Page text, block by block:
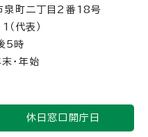
町二丁目2番18号
代表）
5時
・年始
休日窓口開庁日